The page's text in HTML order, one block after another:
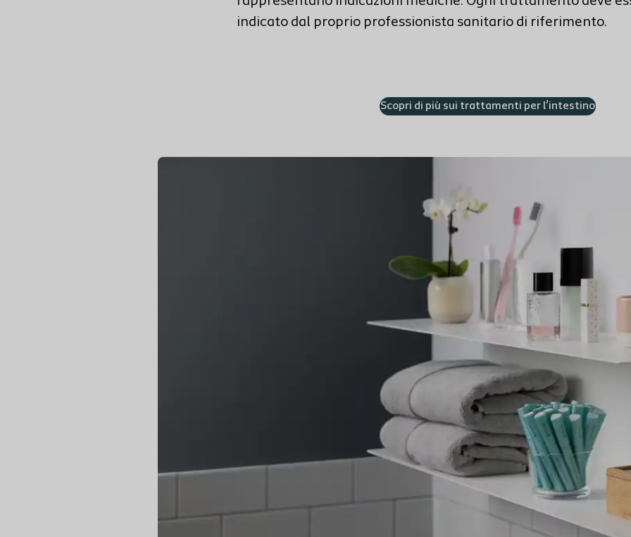
indicato dal proprio professionista sanitario di riferimento.
Scopri di più sui trattamenti per l'intestino